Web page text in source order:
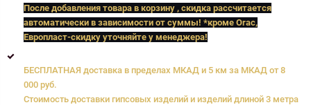
После добавления товара в корзину , скидка рассчитается
автоматически в зависимости от суммы! *кроме Orac,
Европласт-скидку уточняйте у менеджера!
БЕСПЛАТНАЯ доставка в пределах МКАД и 5 км за МКАД от 8
000 руб.
Стоимость доставки гипсовых изделий и изделий длиной 3 метра